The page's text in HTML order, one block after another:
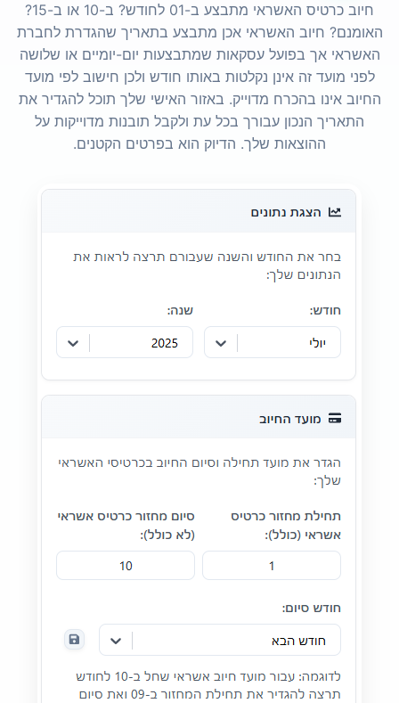
חיוב כרטיס האשראי מתבצע ב-01 לחודש? ב-10 או ב-15?
האומנם? חיוב האשראי אכן מתבצע בתאריך שהגדרת לחברת
האשראי אך בפועל עסקאות שמתבצעות יום-יומיים או שלושה
לפני מועד זה אינן נקלטות באותו חודש ולכן חישוב לפי מועד
החיוב אינו בהכרח מדוייק. באזור האישי שלך תוכל להגדיר את
התאריך הנכון עבורך בכל עת ולקבל תובנות מדוייקות על
ההוצאות שלך. הדיוק הוא בפרטים הקטנים.